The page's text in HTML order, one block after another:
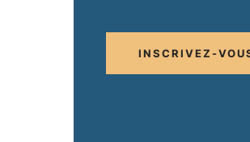
INSCRIVEZ-